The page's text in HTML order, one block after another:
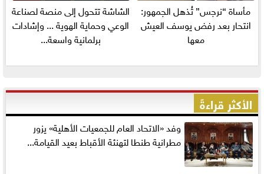
مأساة “نرجس” تُذهل الجمهور:
انتحار بعد رفض يوسف العيش
معها
الشاشة تتحول إلى منصة لصناعة
الوعي وحماية الهوية ... وإشادات
برلمانية واسعة...
الأكثر قراءةً
وفد «الاتحاد العام للجمعيات الأهلية» يزور
مطرانية طنطا لتهنئة الأقباط بعيد القيامة...